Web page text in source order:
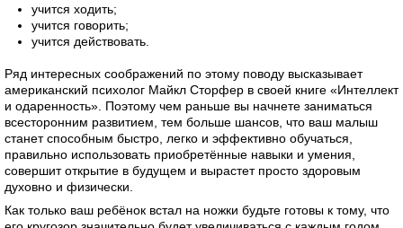
учится ходить;
учится говорить;
учится действовать.
Ряд интересных соображений по этому поводу высказывает
американский психолог Майкл Сторфер в своей книге «Интеллект
и одаренность». Поэтому чем раньше вы начнете заниматься
всесторонним развитием, тем больше шансов, что ваш малыш
станет способным быстро, легко и эффективно обучаться,
правильно использовать приобретённые навыки и умения,
совершит открытие в будущем и вырастет просто здоровым
духовно и физически.
Как только ваш ребёнок встал на ножки будьте готовы к тому, что